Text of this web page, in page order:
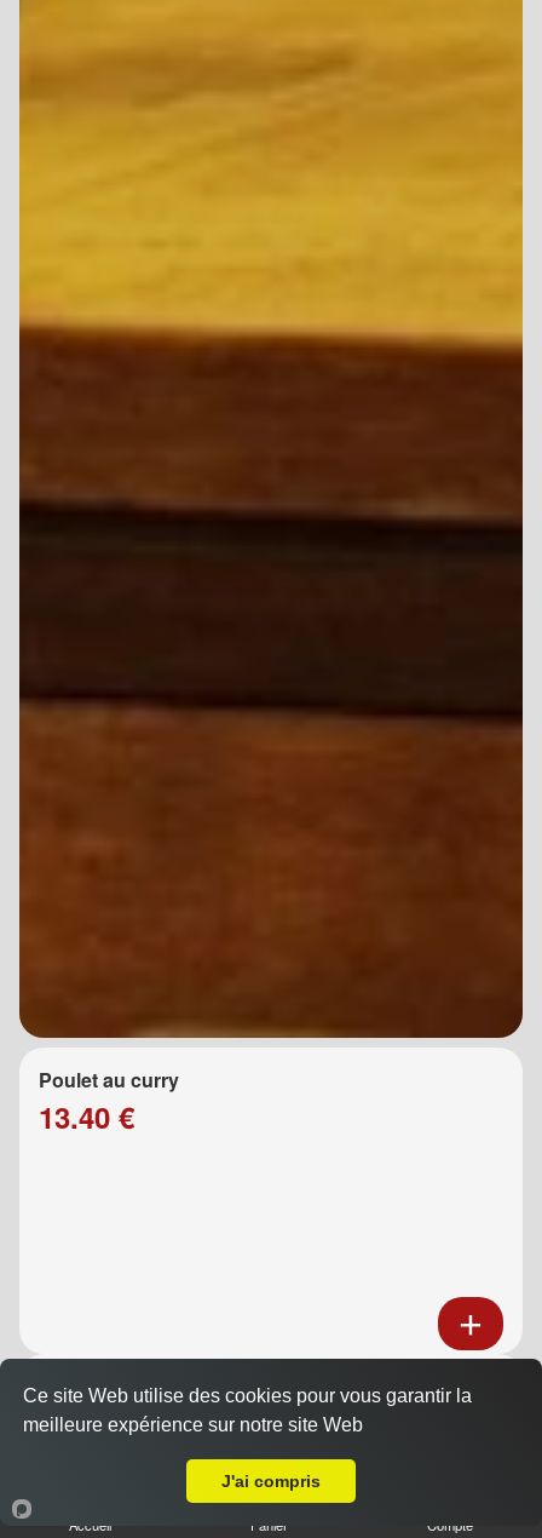
Poulet au curry
13.40 €
Poulet au caramel
13.40 €
Accueil Panier Compte
Ce site Web utilise des cookies pour vous garantir la
meilleure expérience sur notre site Web
J'ai compris